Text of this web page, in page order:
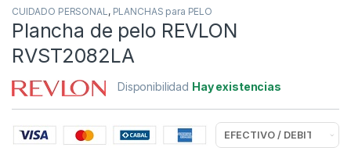
CUIDADO PERSONAL, PLANCHAS para PELO
Plancha de pelo REVLON
RVST2082LA
Disponibilidad Hay existencias